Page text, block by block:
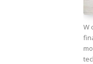
W